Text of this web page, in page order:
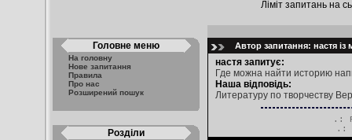
Ліміт запитань на
Головне меню
На головну
Нове запитання
Правила
Про нас
Розширений пошук
Розділи
Автор запитання: настя
настя запитує:
Где можна найти историю
Наша відповідь:
Литературу по творчеству
.:
.: